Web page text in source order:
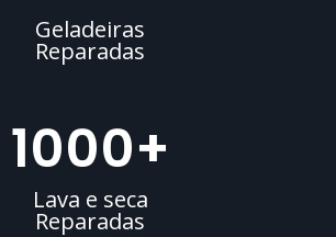
Geladeiras
Reparadas
1000+
Lava e seca
Reparadas